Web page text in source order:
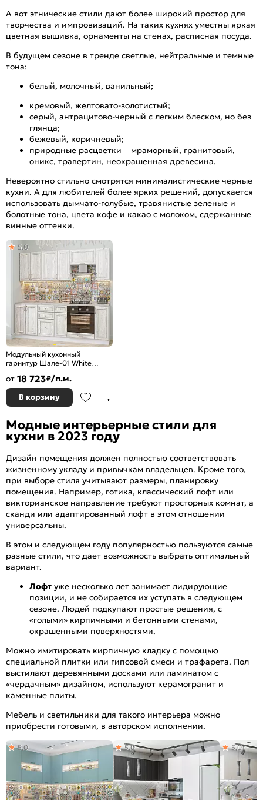
А вот этнические стили дают более широкий простор для
творчества и импровизаций. На таких кухнях уместны яркая
цветная вышивка, орнаменты на стенах, расписная посуда.
В будущем сезоне в тренде светлые, нейтральные и темные
тона:
белый, молочный, ванильный;
кремовый, желтовато-золотистый;
серый, антрацитово-черный с легким блеском, но без
глянца;
бежевый, коричневый;
природные расцветки – мраморный, гранитовый,
оникс, травертин, неокрашенная древесина.
Невероятно стильно смотрятся минималистические черные
кухни. А для любителей более ярких решений, допускается
использовать дымчато-голубые, травянистые зеленые и
болотные тона, цвета кофе и какао с молоком, сдержанные
винные оттенки.
Модульный кухонный
гарнитур Шале-01 White
2140x2200x600
5,0
от 18 723₽/п.м.
В корзину
Модные интерьерные стили для
кухни в 2023 году
Дизайн помещения должен полностью соответствовать
жизненному укладу и привычкам владельцев. Кроме того,
при выборе стиля учитывают размеры, планировку
помещения. Например, готика, классический лофт или
викторианское направление требуют просторных комнат, а
сканди или адаптированный лофт в этом отношении
универсальны.
В этом и следующем году популярностью пользуются самые
разные стили, что дает возможность выбрать оптимальный
вариант.
Лофт уже несколько лет занимает лидирующие
позиции, и не собирается их уступать в следующем
сезоне. Людей подкупают простые решения, с
«голыми» кирпичными и бетонными стенами,
окрашенными поверхностями.
Можно имитировать кирпичную кладку с помощью
специальной плитки или гипсовой смеси и трафарета. Пол
выстилают деревянными досками или ламинатом с
«чердачным» дизайном, используют керамогранит и
каменные плиты.
Мебель и светильники для такого интерьера можно
приобрести готовыми, в авторском исполнении.
5,0 5,0 5,0